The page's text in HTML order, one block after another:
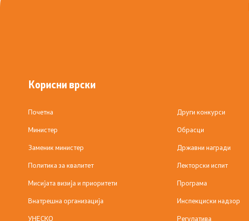
Корисни врски
Почетна
Министер
Заменик министер
Политика за квалитет
Мисијата визија и приоритети
Внатрешна организација
УНЕСКО
Други конкурси
Обрасци
Државни награди
Лекторски испит
Програма
Инспекциски надзор
Регулатива